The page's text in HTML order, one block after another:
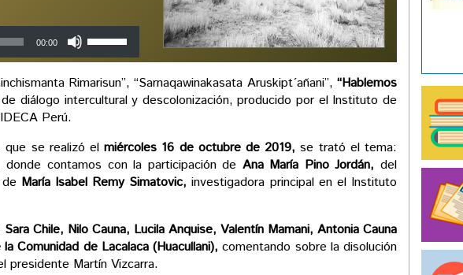
00:00
de
flecha
aumentar
o
disminuir
volumen.
Rimarisun”, “Sarnaqawinakasata Aruskipt´añani”, “Hablemos
diálogo intercultural y descolonización, producido por el Instituto de
Perú.
que se realizó elmiércoles 16 de octubre de 2019, se trató el tema:
donde contamos con la participación de Ana María Pino Jordán, del
María Isabel Remy Simatovic, investigadora principal en el Instituto
Sara Chile, Nilo Cauna, Lucila Anquise, Valentín Mamani, Antonia Cauna
Comunidad de Lacalaca (Huacullani), comentando sobre la disolución
presidente Martín Vizcarra.